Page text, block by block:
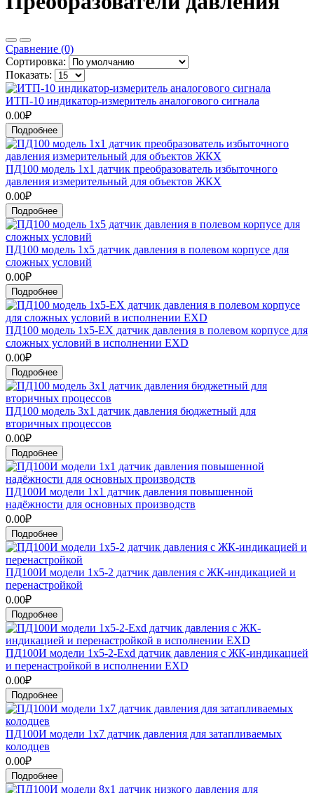
Сравнение (0)
Сортировка:
Показать:
ИТП-10 индикатор-измеритель аналогового сигнала
0.00₽
Подробнее
ПД100 модель 1х1 датчик преобразователь избыточного
давления измерительный для объектов ЖКХ
0.00₽
Подробнее
ПД100 модель 1х5 датчик давления в полевом корпусе для
сложных условий
0.00₽
Подробнее
ПД100 модель 1х5-ЕХ датчик давления в полевом корпусе для
сложных условий в исполнении EXD
0.00₽
Подробнее
ПД100 модель 3х1 датчик давления бюджетный для
вторичных процессов
0.00₽
Подробнее
ПД100И модели 1х1 датчик давления повышенной
надёжности для основных производств
0.00₽
Подробнее
ПД100И модели 1х5-2 датчик давления с ЖК-индикацией и
перенастройкой
0.00₽
Подробнее
ПД100И модели 1х5-2-Exd датчик давления с ЖК-индикацией
и перенастройкой в исполнении EXD
0.00₽
Подробнее
ПД100И модели 1х7 датчик давления для затапливаемых
колодцев
0.00₽
Подробнее